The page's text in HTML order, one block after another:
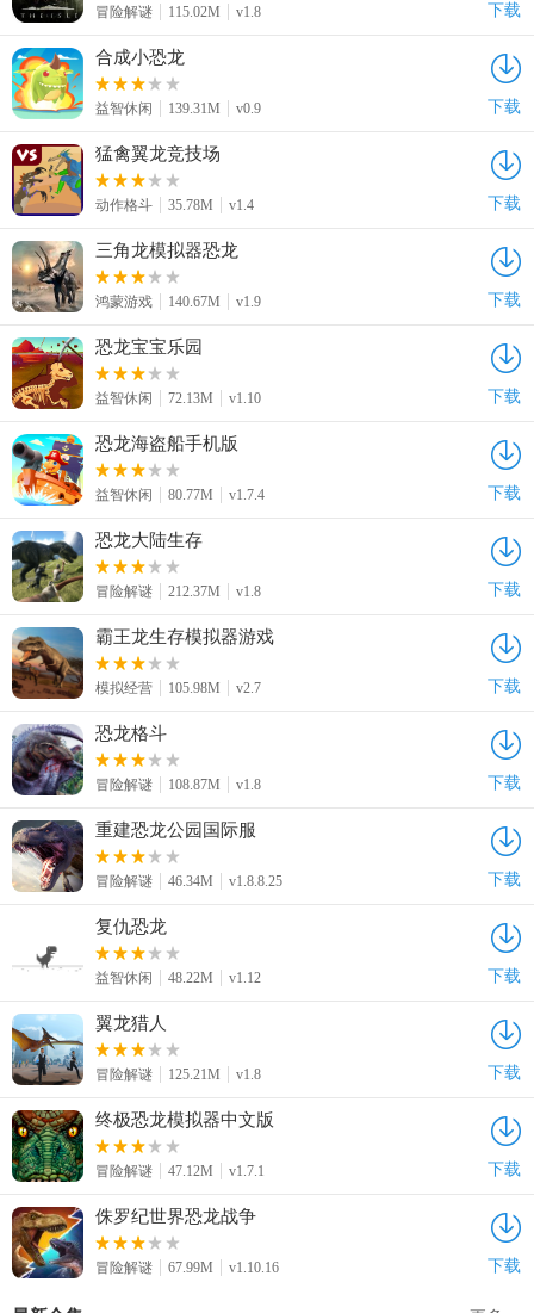
冒险解谜 115.02M v1.8 下载
合成小恐龙
益智休闲 139.31M v0.9 下载
猛禽翼龙竞技场
动作格斗 35.78M v1.4 下载
三角龙模拟器恐龙
鸿蒙游戏 140.67M v1.9 下载
恐龙宝宝乐园
益智休闲 72.13M v1.10 下载
恐龙海盗船手机版
益智休闲 80.77M v1.7.4 下载
恐龙大陆生存
冒险解谜 212.37M v1.8 下载
霸王龙生存模拟器游戏
模拟经营 105.98M v2.7 下载
恐龙格斗
冒险解谜 108.87M v1.8 下载
重建恐龙公园国际服
冒险解谜 46.34M v1.8.8.25 下载
复仇恐龙
益智休闲 48.22M v1.12 下载
翼龙猎人
冒险解谜 125.21M v1.8 下载
终极恐龙模拟器中文版
冒险解谜 47.12M v1.7.1 下载
侏罗纪世界恐龙战争
冒险解谜 67.99M v1.10.16 下载